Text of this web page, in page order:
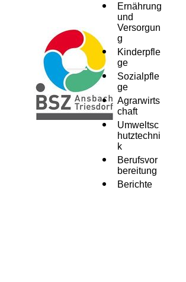
Menü
Ernährung
und
Versorgun
g
Kinderpfle
ge
Sozialpfle
ge
Agrarwirts
chaft
Umweltsc
hutztechni
k
Berufsvor
bereitung
Berichte